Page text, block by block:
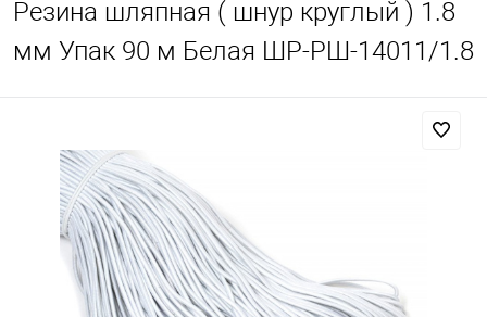
Резина шляпная ( шнур круглый ) 1.8
мм Упак 90 м Белая ШР-РШ-14011/1.8